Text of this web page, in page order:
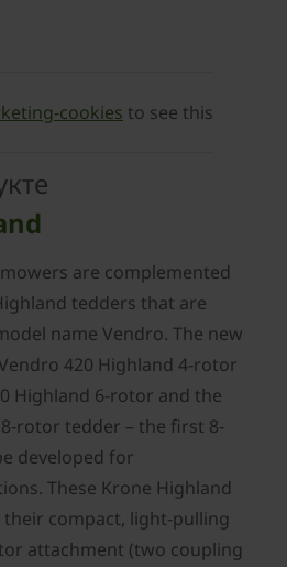
cookies to see this
are complemented
tedders that are
name Vendro. The new
420 Highland 4-rotor
Highland 6-rotor and the
rotor tedder – the first 8-
developed for
These Krone Highland
compact, light-pulling
attachment (two coupling